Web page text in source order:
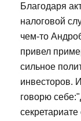
Благодаря
налоговой
чем-то
привел
сильное
инвесторов.
говорю